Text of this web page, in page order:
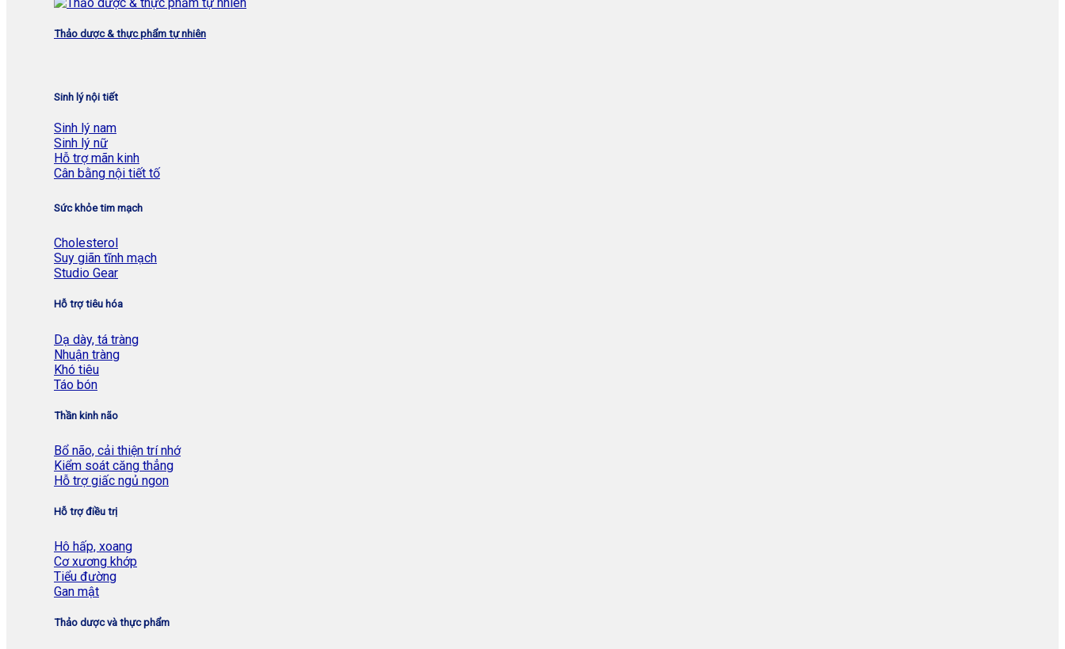
Thảo dược & thực phẩm tự nhiên
Sinh lý nội tiết
Sinh lý nam
Sinh lý nữ
Hỗ trợ mãn kinh
Cân bằng nội tiết tố
Sức khỏe tim mạch
Cholesterol
Suy giãn tĩnh mạch
Studio Gear
Hỗ trợ tiêu hóa
Dạ dày, tá tràng
Nhuận tràng
Khó tiêu
Táo bón
Thần kinh não
Bổ não, cải thiện trí nhớ
Kiểm soát căng thẳng
Hỗ trợ giấc ngủ ngon
Hỗ trợ điều trị
Hô hấp, xoang
Cơ xương khớp
Tiểu đường
Gan mật
Thảo dược và thực phẩm